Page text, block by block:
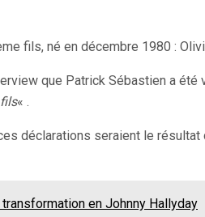
fils, né en décembre 1980 :
que Patrick Sébastien a
« .
déclarations seraient le résultat
en Johnny Hallyday